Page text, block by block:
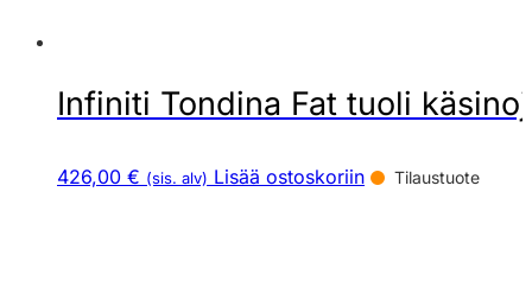
Infiniti Tondina Fat tuoli
426,00 € (sis. alv) Lisää ostoskoriin Tilaustuote